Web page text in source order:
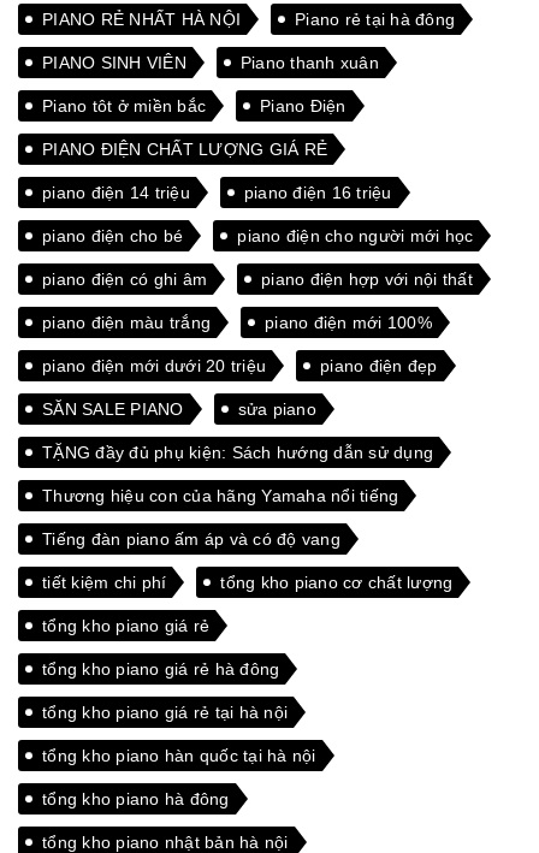
PIANO RẺ NHẤT HÀ NỘI Piano rẻ tại hà đông
PIANO SINH VIÊN Piano thanh xuân
Piano tôt ở miền bắc Piano Điện
PIANO ĐIỆN CHẤT LƯỢNG GIÁ RẺ
piano điện 14 triệu piano điện 16 triệu
piano điện cho bé piano điện cho người mới học
piano điện có ghi âm piano điện hợp với nội thất
piano điện màu trắng piano điện mới 100%
piano điện mới dưới 20 triệu piano điện đẹp
SĂN SALE PIANO sửa piano
TẶNG đầy đủ phụ kiện: Sách hướng dẫn sử dụng
Thương hiệu con của hãng Yamaha nổi tiếng
Tiếng đàn piano ấm áp và có độ vang
tiết kiệm chi phí tổng kho piano cơ chất lượng
tổng kho piano giá rẻ
tổng kho piano giá rẻ hà đông
tổng kho piano giá rẻ tại hà nội
tổng kho piano hàn quốc tại hà nội
tổng kho piano hà đông
tổng kho piano nhật bản hà nội